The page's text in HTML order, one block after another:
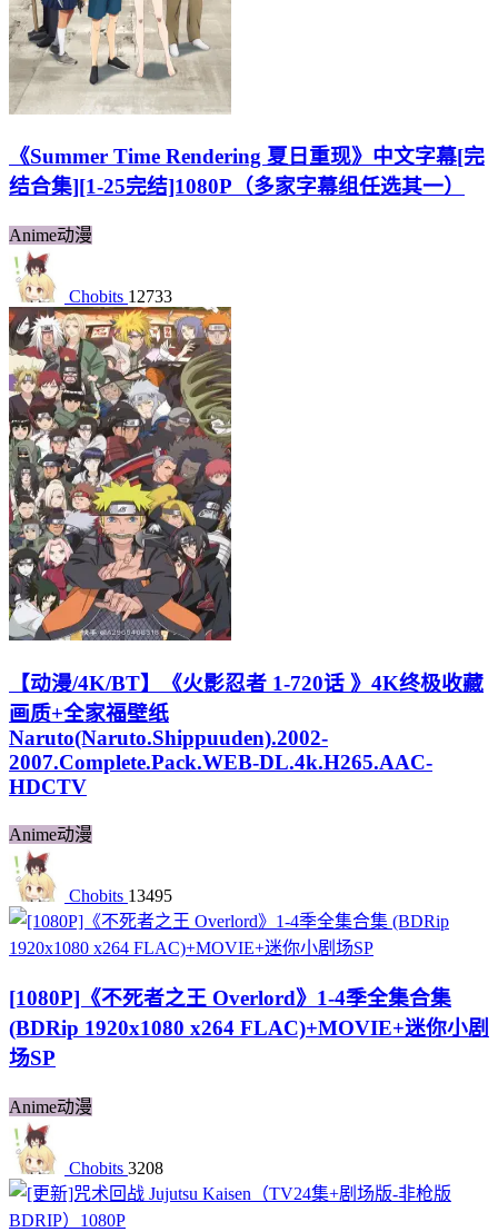
《Summer Time Rendering 夏日重现》中文字幕[完
结合集][1-25完结]1080P（多家字幕组任选其一）
Anime动漫
Chobits 12733
【动漫/4K/BT】《火影忍者 1-720话 》4K终极收藏
画质+全家福壁纸
Naruto(Naruto.Shippuuden).2002-
2007.Complete.Pack.WEB-DL.4k.H265.AAC-
HDCTV
Anime动漫
Chobits 13495
[1080P]《不死者之王 Overlord》1-4季全集合集
(BDRip 1920x1080 x264 FLAC)+MOVIE+迷你小剧
场SP
Anime动漫
Chobits 3208